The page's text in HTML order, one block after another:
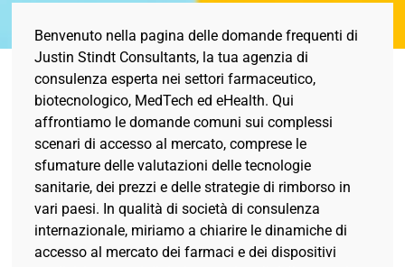
Benvenuto nella pagina delle domande frequenti di
Justin Stindt Consultants, la tua agenzia di
consulenza esperta nei settori farmaceutico,
biotecnologico, MedTech ed eHealth. Qui
affrontiamo le domande comuni sui complessi
scenari di accesso al mercato, comprese le
sfumature delle valutazioni delle tecnologie
sanitarie, dei prezzi e delle strategie di rimborso in
vari paesi. In qualità di società di consulenza
internazionale, miriamo a chiarire le dinamiche di
accesso al mercato dei farmaci e dei dispositivi